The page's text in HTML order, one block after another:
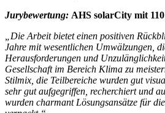
Jurybewertung: AHS solarCity mit
„Die Arbeit bietet einen positiven
Jahre mit wesentlichen Umwälzungen,
Herausforderungen und
Gesellschaft im Bereich Klima zu
Stilmix, die Teilbereiche wurden gut
sehr gut aufgegriffen, recherchiert und
wurden charmant Lösungsansätze für